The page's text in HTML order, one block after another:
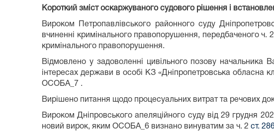
Короткий зміст оскаржуваного судового рішення і
Вироком Петропавлівського районного суду
вчиненні кримінального правопорушення, передбаченого ч.
кримінального правопорушення.
Відмовлено у задоволенні цивільного позову начальника
інтересах держави в особі КЗ «Дніпропетровська обласна
ОСОБА_7 .
Вирішено питання щодо процесуальних витрат та речових
Вироком Дніпровського апеляційного суду від 29 грудня
новий вирок, яким ОСОБА_6 визнано винуватим за ч. 2 ст.